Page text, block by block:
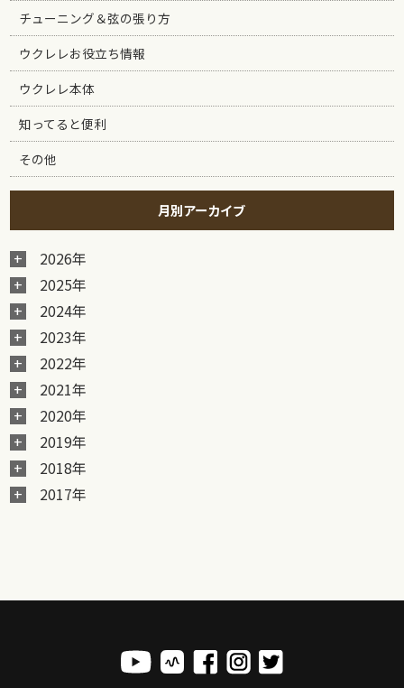
チューニング＆弦の張り方
ウクレレお役立ち情報
ウクレレ本体
知ってると便利
その他
月別アーカイブ
2026年
2025年
2024年
2023年
2022年
2021年
2020年
2019年
2018年
2017年